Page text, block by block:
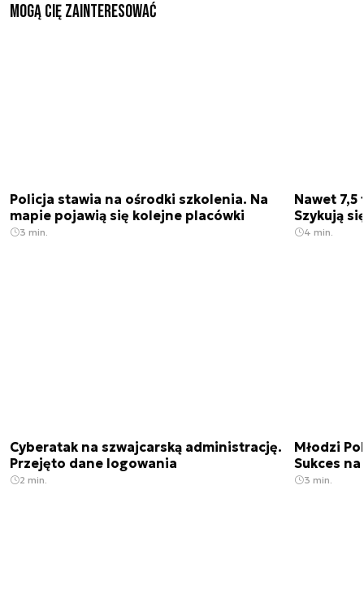
Mogą Cię zainteresować
Policja stawia na ośrodki szkolenia. Na
mapie pojawią się kolejne placówki
3 min.
Nawet
Szykują
4 min.
Cyberatak na szwajcarską administrację.
Przejęto dane logowania
2 min.
Młodzi
Sukces
3 min.